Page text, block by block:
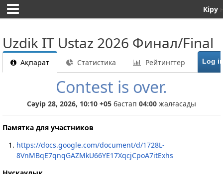
Кіру
Uzdik IT Ustaz 2026 Финал/Final
Ақпарат Статистика Рейтингтер
Contest is over.
Сәуір 28, 2026, 10:10 +05 бастап 04:00 жалғасады
Памятка для участников
https://docs.google.com/document/d/1728L-
8VnMBqE7qnqGAZMkU66YE17XqcjCpoA7itExhs